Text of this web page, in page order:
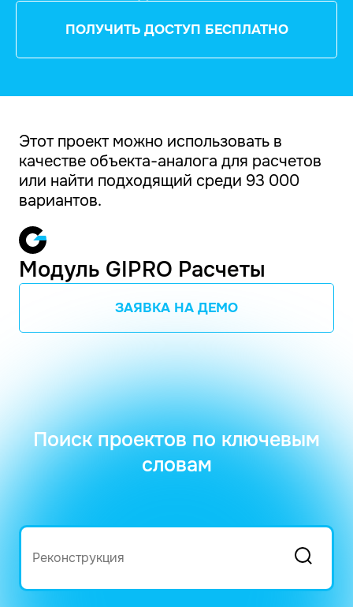
ПОЛУЧИТЬ ДОСТУП БЕСПЛАТНО
Этот проект можно использовать в
качестве объекта-аналога для расчетов
или найти подходящий среди 93 000
вариантов.
Модуль GIPRO Расчеты
ЗАЯВКА НА ДЕМО
Поиск проектов по ключевым
словам